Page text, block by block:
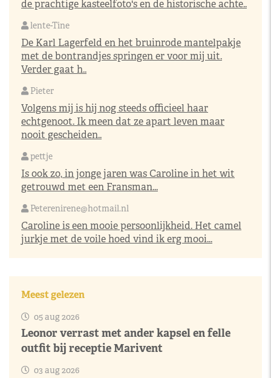
de prachtige kasteelfoto's en de historische achte..
lente-Tine
De Karl Lagerfeld en het bruinrode mantelpakje
met de bontrandjes springen er voor mij uit.
Verder gaat h..
Pieter
Volgens mij is hij nog steeds officieel haar
echtgenoot. Ik meen dat ze apart leven maar
nooit gescheiden..
pettje
Is ook zo, in jonge jaren was Caroline in het wit
getrouwd met een Fransman...
Peterenirene@hotmail.nl
Caroline is een mooie persoonlijkheid. Het camel
jurkje met de voile hoed vind ik erg mooi...
Meest gelezen
05 aug 2026
Leonor verrast met ander kapsel en felle
outfit bij receptie Marivent
03 aug 2026